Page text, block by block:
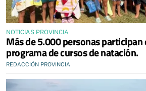
NOTICIAS PROVINCIA
Más de 5.000 personas participan
programa de cursos de natación.
REDACCIÓN PROVINCIA